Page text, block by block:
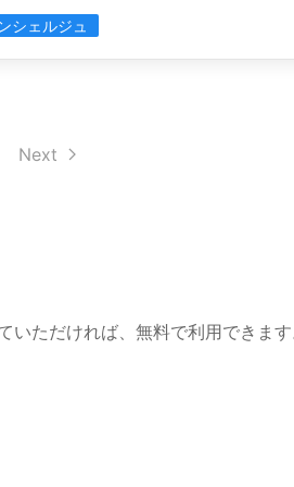
シェルジュ
Next
ただければ、無料で利用できます